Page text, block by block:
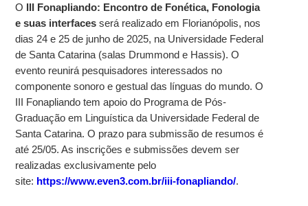
O III Fonapliando: Encontro de Fonética, Fonologia
e suas interfaces será realizado em Florianópolis, nos
dias 24 e 25 de junho de 2025, na Universidade Federal
de Santa Catarina (salas Drummond e Hassis). O
evento reunirá pesquisadores interessados no
componente sonoro e gestual das línguas do mundo. O
III Fonapliando tem apoio do Programa de Pós-
Graduação em Linguística da Universidade Federal de
Santa Catarina. O prazo para submissão de resumos é
até 25/05. As inscrições e submissões devem ser
realizadas exclusivamente pelo
site: https://www.even3.com.br/iii-fonapliando/.